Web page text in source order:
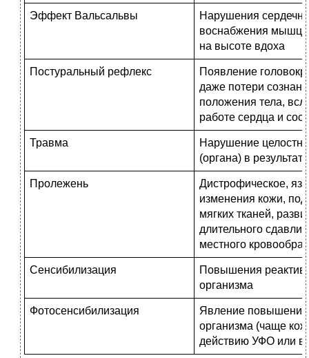
Эффект Вальсальвы
Нарушения
воснабжения
на высоте вдоха
Постуральный рефлекс
Появление
даже потери
положения тела,
работе сердца и
Травма
Нарушение
(органа) в
Пролежень
Дистрофическое,
изменения кожи,
мягких тканей,
дли­тельного
местного
Сенсибилизация
Повышения
организма
Фотосенсибилизация
Явление повышения
организма (чаще
действию УФО или